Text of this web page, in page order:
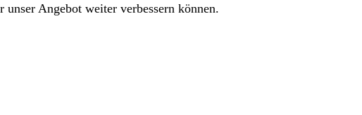
Angebot weiter verbessern können.